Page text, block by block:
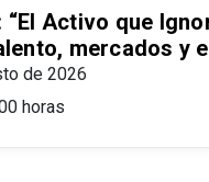
“El Activo que
mercados y
de 2026
horas